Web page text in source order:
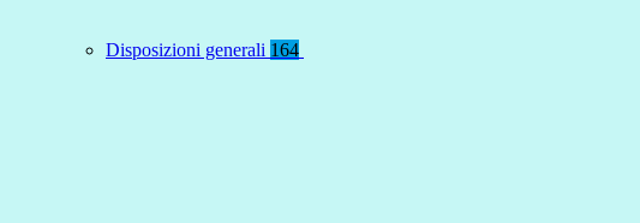
Disposizioni generali 164